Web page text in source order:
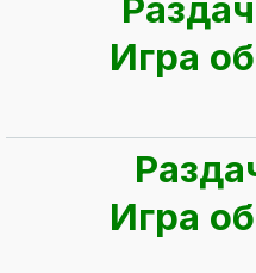
Игра
Игра